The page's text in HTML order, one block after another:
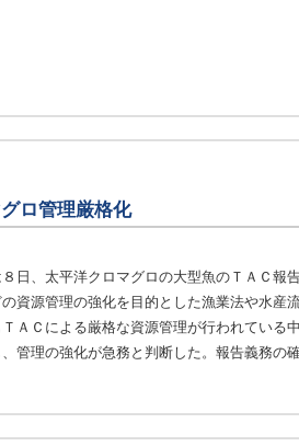
ロ管理厳格化
日、太平洋クロマグロの大型魚のＴＡＣ報
資源管理の強化を目的とした漁業法や水産
ＡＣによる厳格な資源管理が行われている
管理の強化が急務と判断した。報告義務の